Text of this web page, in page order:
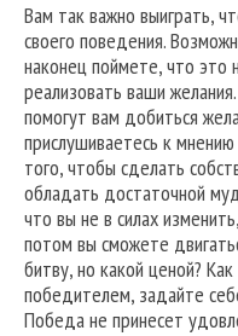
Вам так важно выиграть,
своего поведения.
наконец поймете, что
реализовать ваши
помогут вам добиться
прислушиваетесь к
того, чтобы сделать
обладать достаточной
что вы не в силах
потом вы сможете
битву, но какой ценой?
победителем, задайте
Победа не принесет